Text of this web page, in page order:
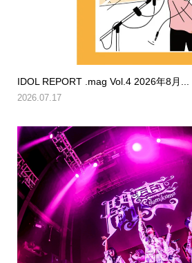
IDOL REPORT .mag Vol.4 2026年8月...
2026.07.17